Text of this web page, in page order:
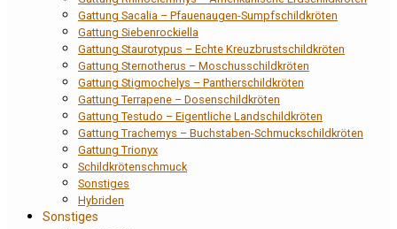
Gattung Sacalia – Pfauenaugen-Sumpfschildkröten
Gattung Siebenrockiella
Gattung Staurotypus – Echte Kreuzbrustschildkröten
Gattung Sternotherus – Moschusschildkröten
Gattung Stigmochelys – Pantherschildkröten
Gattung Terrapene – Dosenschildkröten
Gattung Testudo – Eigentliche Landschildkröten
Gattung Trachemys – Buchstaben-Schmuckschildkröten
Gattung Trionyx
Schildkrötenschmuck
Sonstiges
Hybriden
Sonstiges